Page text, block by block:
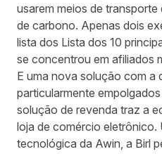
usarem meios de
de carbono. Apenas dois
lista dos Lista dos 10
se concentrou em afiliados
E uma nova solução com a
particularmente
solução de revenda traz a
loja de comércio eletrônico.
tecnológica da Awin, a Birl